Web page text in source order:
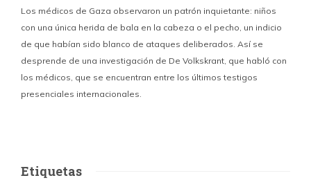
Los médicos de Gaza observaron un patrón inquietante: niños
con una única herida de bala en la cabeza o el pecho, un indicio
de que habían sido blanco de ataques deliberados. Así se
desprende de una investigación de De Volkskrant, que habló con
los médicos, que se encuentran entre los últimos testigos
presenciales internacionales.
Etiquetas